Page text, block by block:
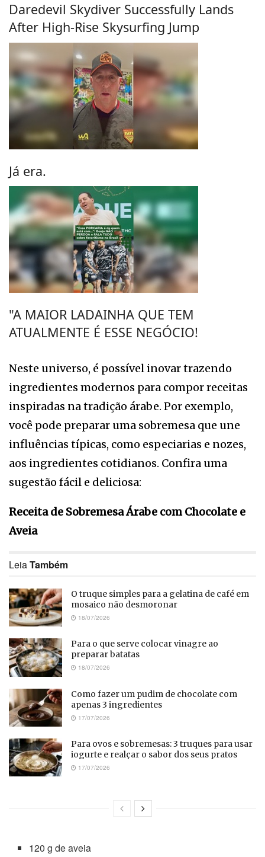
Daredevil Skydiver Successfully Lands
After High-Rise Skysurfing Jump
Já era.
"A MAIOR LADAINHA QUE TEM
ATUALMENTE É ESSE NEGÓCIO!
Neste universo, é possível inovar trazendo
ingredientes modernos para compor receitas
inspiradas na tradição árabe. Por exemplo,
você pode preparar uma sobremesa que une
influências típicas, como especiarias e nozes,
aos ingredientes cotidianos. Confira uma
sugestão fácil e deliciosa:
Receita de Sobremesa Árabe com Chocolate e
Aveia
LeiaTambém
O truque simples para a gelatina de café em
mosaico não desmoronar
18/07/2026
Para o que serve colocar vinagre ao
preparar batatas
18/07/2026
Como fazer um pudim de chocolate com
apenas 3 ingredientes
17/07/2026
Para ovos e sobremesas: 3 truques para usar
iogurte e realçar o sabor dos seus pratos
17/07/2026
120 g de aveia